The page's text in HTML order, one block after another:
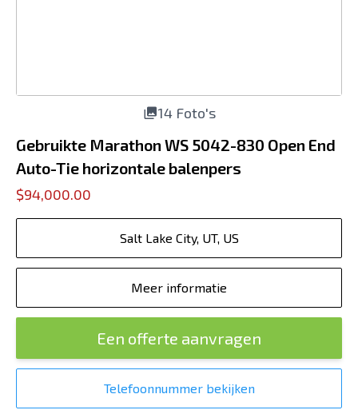
14 Foto's
Gebruikte Marathon WS 5042-830 Open End
Auto-Tie horizontale balenpers
$94,000.00
Salt Lake City, UT, US
Meer informatie
Een offerte aanvragen
Telefoonnummer bekijken